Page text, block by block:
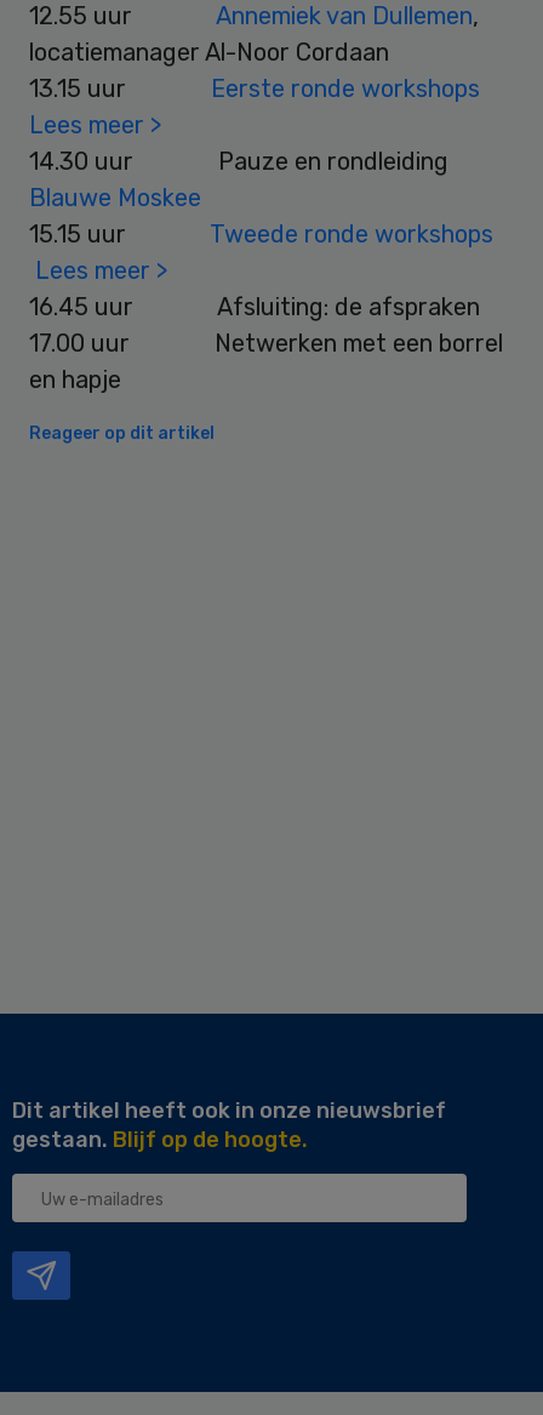
12.55 uur Annemiek van Dullemen,
locatiemanager Al-Noor Cordaan
13.15 uur Eerste ronde workshops
Lees meer >
14.30 uur Pauze en rondleiding
Blauwe Moskee
15.15 uur Tweede ronde workshops
Lees meer >
16.45 uur Afsluiting: de afspraken
17.00 uur Netwerken met een borrel
en hapje
Reageer op dit artikel
Dit artikel heeft ook in onze nieuwsbrief
gestaan. Blijf op de hoogte.
Uw